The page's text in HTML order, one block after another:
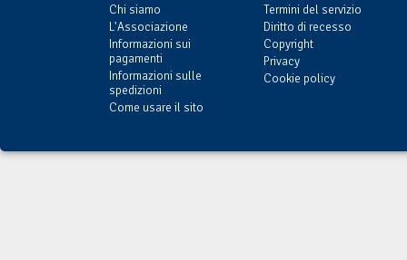
Chi siamo
L'Associazione
Informazioni sui
pagamenti
Informazioni sulle
spedizioni
Come usare il sito
Termini del servizio
Diritto di recesso
Copyright
Privacy
Cookie policy